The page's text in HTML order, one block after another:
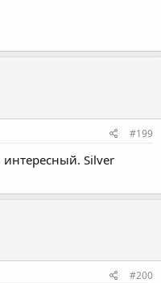
#199
интересный. Silver
#200